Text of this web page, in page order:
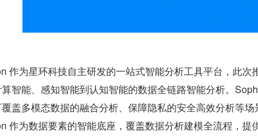
作为星环科技自主研发的一站式智能分析工具平台，此次
智能、感知智能到认知智能的数据全链路智能分析。
盖多模态数据的融合分析、保障隐私的安全高效分析等场
作为数据要素的智能底座，覆盖数据分析建模全流程，提